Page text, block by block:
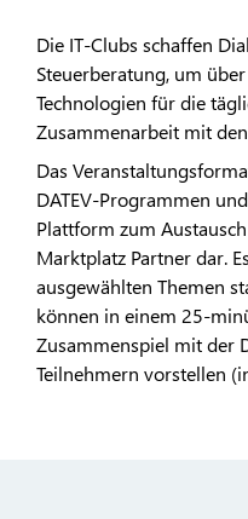
Die IT-Clubs schaffen
Steuerberatung, um
Technologien für die
Zusammenarbeit mit
Das
DATEV-Programmen
Plattform zum
Marktplatz Partner dar.
ausgewählten Themen
können in einem 25-
Zusammenspiel mit der
Teilnehmern vorstellen